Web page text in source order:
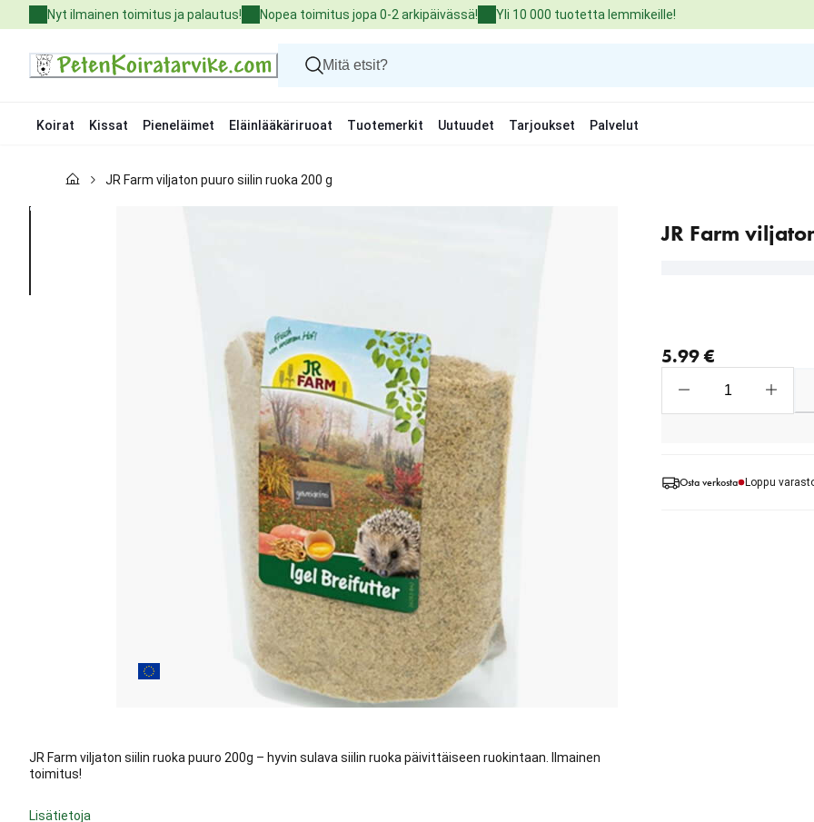
to
Nyt ilmainen toimitus ja palautus! Nopea toimitus jopa 0-2 arkipäivässä! Yli 10 000 tuotetta lemmikeille!
Koirat Kissat Pieneläimet Eläinlääkäriruoat Tuotemerkit Uutuudet Tarjoukset Palvelut
Kissat
JR Farm viljaton puuro siilin ruoka 200 g
JR Farm
JR Farm viljaton siilin ruoka puuro 200g – hyvin sulava siilin ruoka päivittäiseen ruokintaan. Ilmainen
toimitus!
Lisätietoja
5.99 €
Osta verkosta Loppu